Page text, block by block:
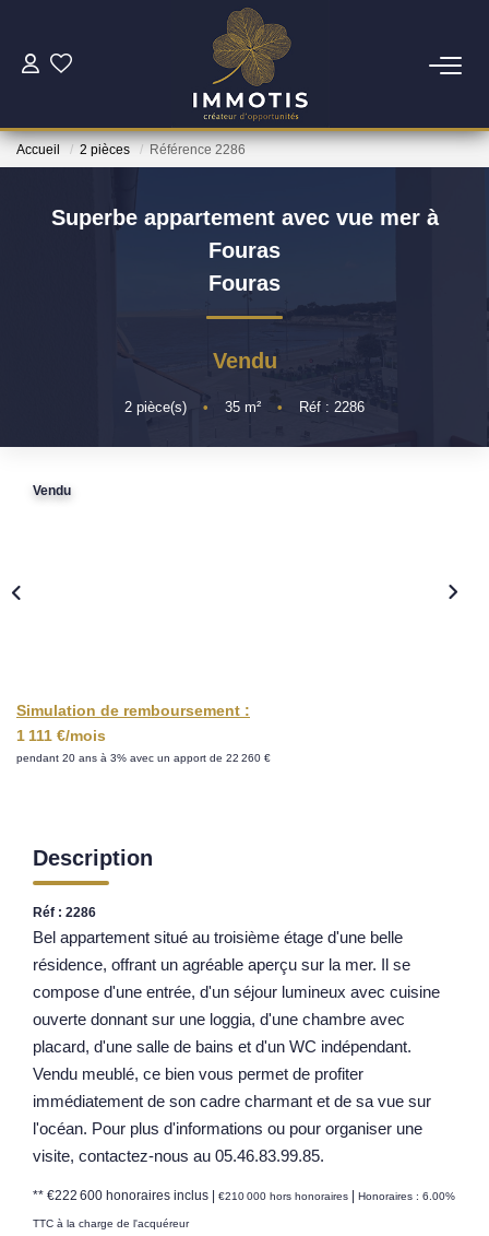
ESTIMER
ACHETER
Nos Services
INVESTIR
Qui Sommes Nous
Notre Équipe
Parrainage
Nos Actualités
Avis Clients
EXTRANET
Accueil 2 pièces Référence 2286
Superbe appartement avec vue mer à
Fouras
Fouras
Vendu
2 pièce(s) • 35 m² • Réf : 2286
Vendu
Simulation de remboursement :
1 111 €/mois
pendant 20 ans à 3% avec un apport de 22 260 €
Description
Réf : 2286
Bel appartement situé au troisième étage d'une belle
résidence, offrant un agréable aperçu sur la mer. Il se
compose d'une entrée, d'un séjour lumineux avec cuisine
ouverte donnant sur une loggia, d'une chambre avec
placard, d'une salle de bains et d'un WC indépendant.
Vendu meublé, ce bien vous permet de profiter
immédiatement de son cadre charmant et de sa vue sur
l'océan. Pour plus d'informations ou pour organiser une
visite, contactez-nous au 05.46.83.99.85.
** €222 600 honoraires inclus | €210 000 hors honoraires | Honoraires : 6.00%
TTC à la charge de l'acquéreur